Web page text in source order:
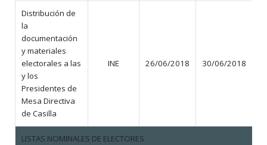
Distribución de
la
documentación
y materiales
electorales a las
y los
Presidentes de
Mesa Directiva
de Casilla
INE 26/06/2018 30/06/2018
LISTAS NOMINALES DE ELECTORES